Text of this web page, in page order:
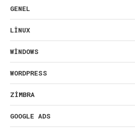
GENEL
LINUX
WINDOWS
WORDPRESS
ZIMBRA
GOOGLE ADS